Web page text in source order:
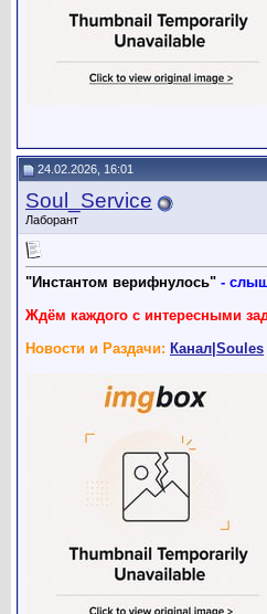
24.02.2026, 16:01
Soul_Service
Лаборант
"Инстантом верифнулось" -
Ждём каждого с интересными
Новости и Раздачи: Канал|Soules